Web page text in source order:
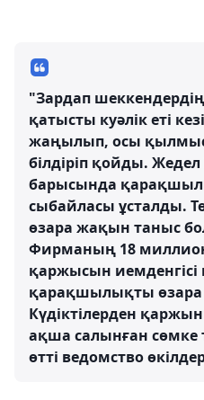
"Зардап
қатысты куәлік еті
жаңылып, осы
білдіріп қойды.
барысында
сыбайласы ұсталды.
өзара жақын таныс
Фирманың 18
қаржысын иемденгісі
қарақшылықты өзара
Күдіктілерден
ақша салынған сөмке
өтті ведомство